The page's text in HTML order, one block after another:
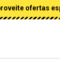
ofertas